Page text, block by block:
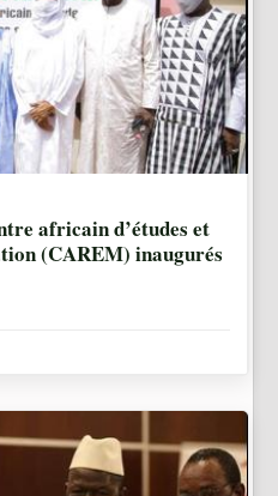
africain d’études et
(CAREM) inaugurés